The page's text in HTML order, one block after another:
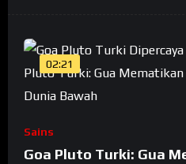
02:21
Sains
Goa Pluto Turki: Gua